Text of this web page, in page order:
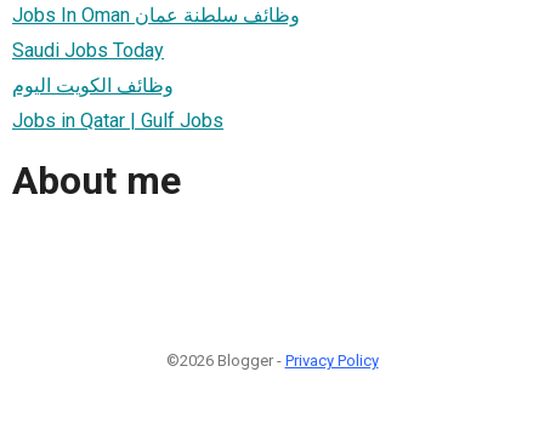
Jobs In Oman وظائف سلطنة عمان
Saudi Jobs Today
وظائف الكويت اليوم
Jobs in Qatar | Gulf Jobs
About me
©2026 Blogger - Privacy Policy